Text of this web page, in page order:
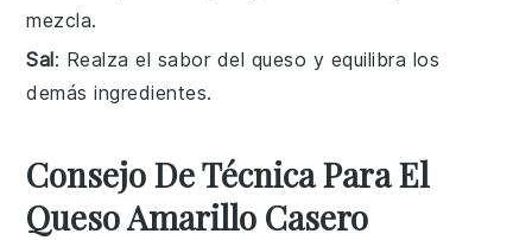
mezcla.
Sal: Realza el sabor del queso y equilibra los
demás ingredientes.
Consejo De Técnica Para El
Queso Amarillo Casero